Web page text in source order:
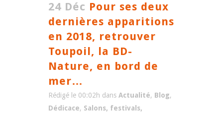
24 Déc Pour ses deux
dernières apparitions
en 2018, retrouver
Toupoil, la BD-
Nature, en bord de
mer…
Rédigé le 00:02h dans Actualité, Blog,
Dédicace, Salons, festivals,